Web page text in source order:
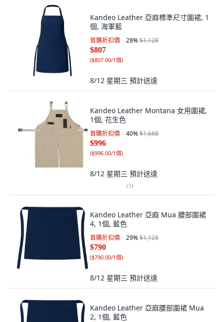
Kandeo Leather 亞麻標準尺寸圍裙, 1
個, 海軍藍
首購折扣價 28%$1,128
$807
($807.00/1個)
8/12 星期三 預計送達
Kandeo Leather Montana 女用圍裙,
1個, 花生色
首購折扣價 40%$1,668
$996
($996.00/1個)
8/12 星期三 預計送達
(3)
Kandeo Leather 亞麻 Mua 腰部圍裙
4, 1個, 藍色
首購折扣價 29%$1,128
$790
($790.00/1個)
8/12 星期三 預計送達
Kandeo Leather 亞麻腰部圍裙 Mua
2, 1個, 藍色